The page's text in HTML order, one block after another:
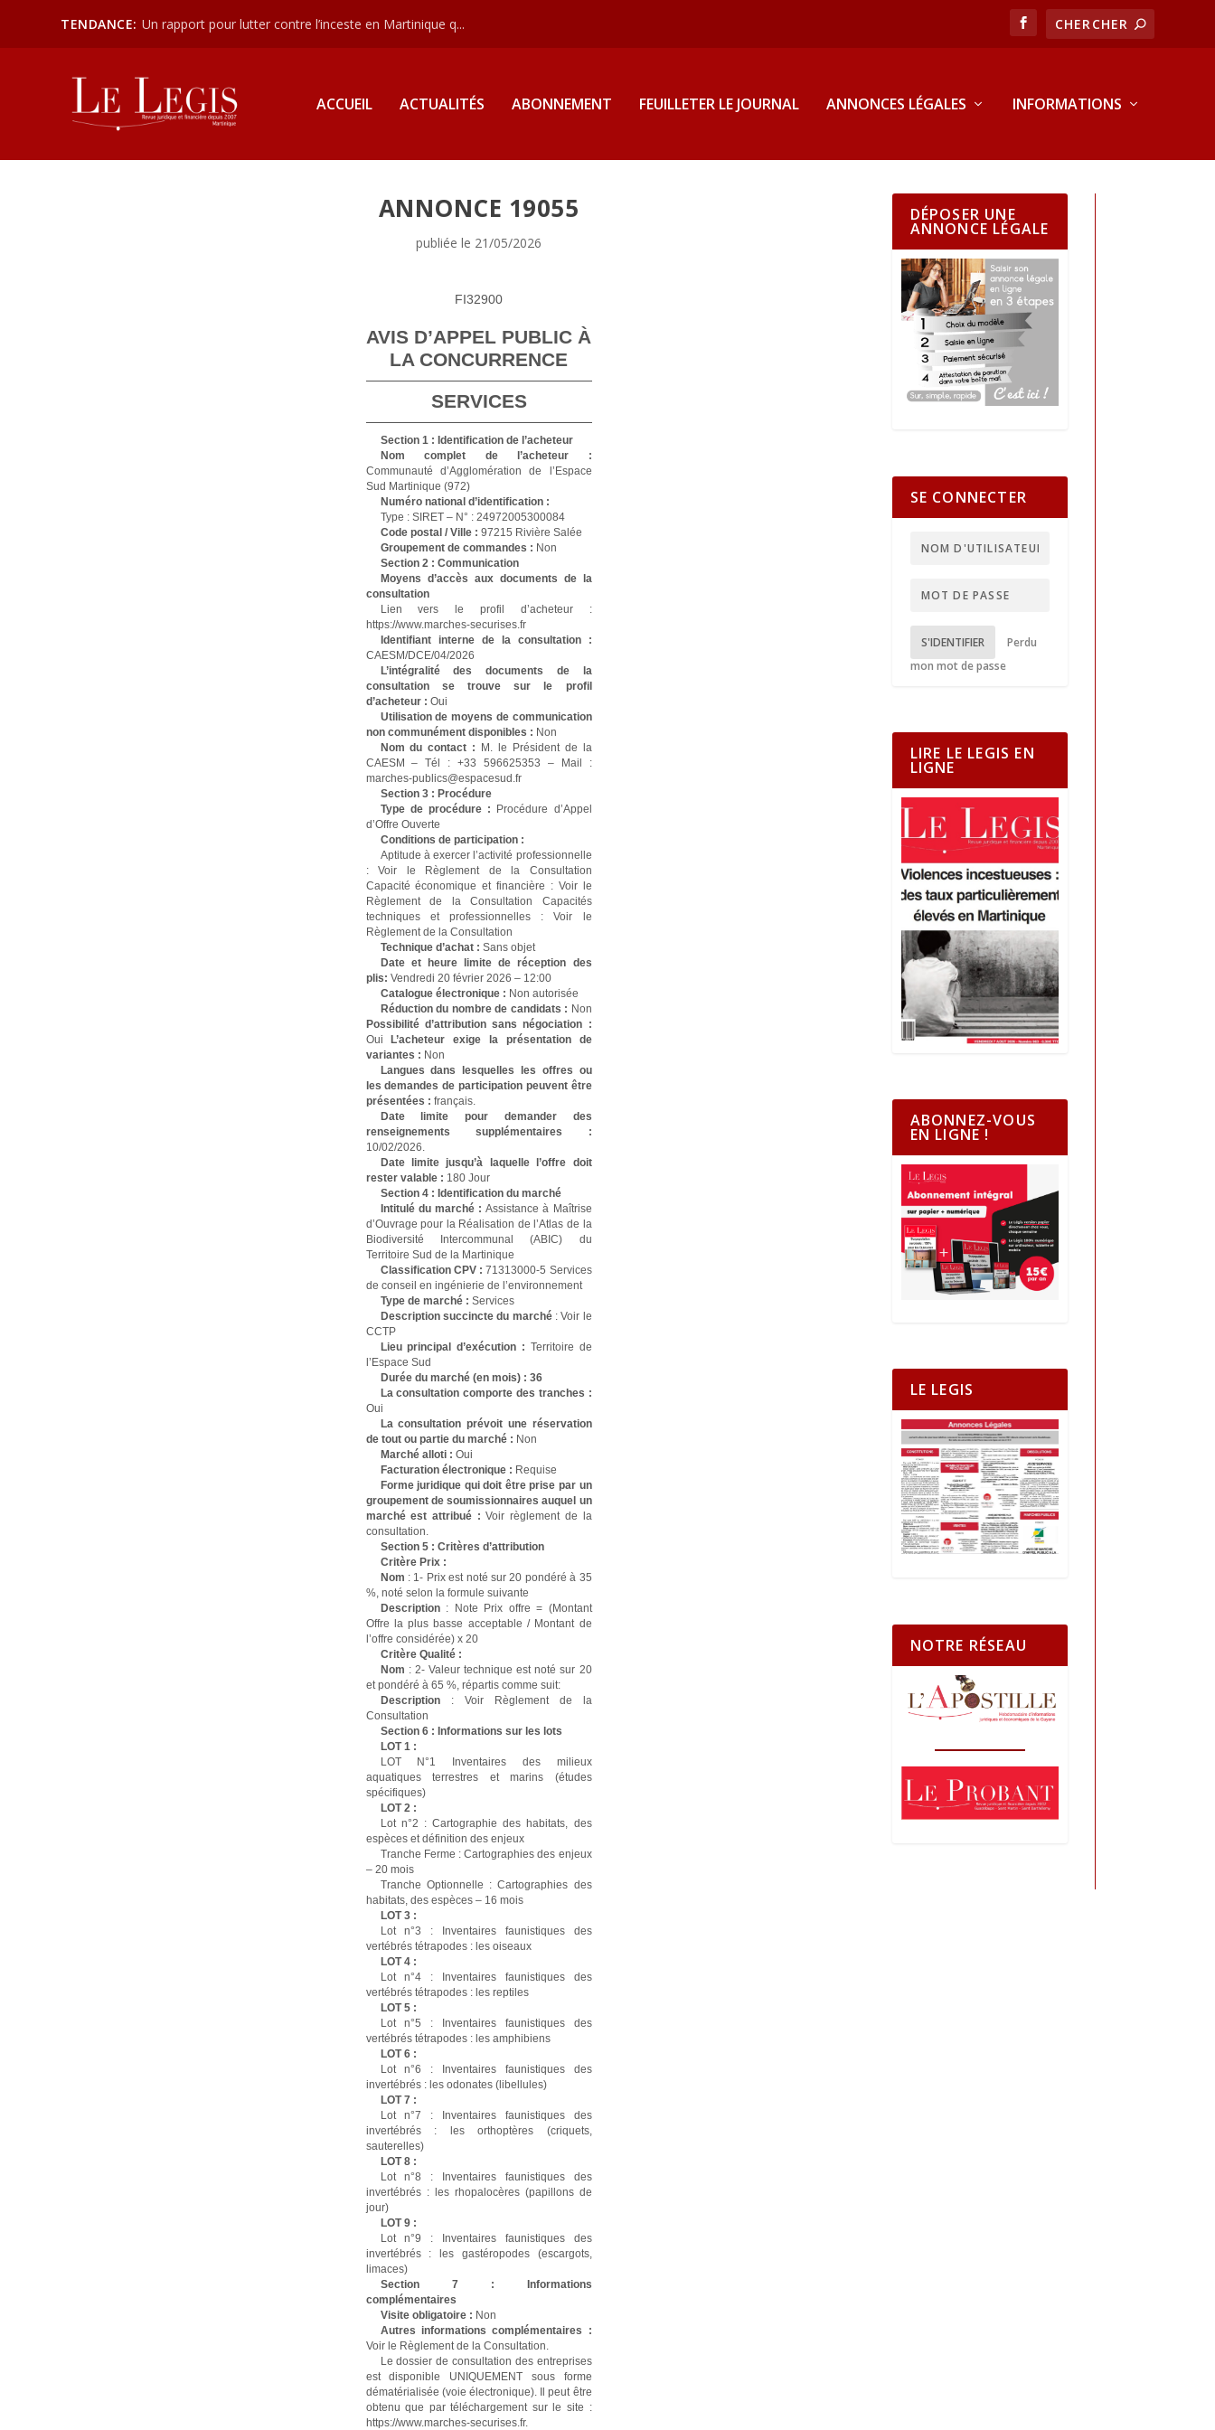
TENDANCE: Un rapport pour lutter contre l’inceste en Martinique q...
ACCUEIL ACTUALITÉS ABONNEMENT FEUILLETER LE JOURNAL ANNONCES LÉGALES INFORMATIONS
ANNONCE 19055
publiée le 21/05/2026
FI32900
AVIS D’APPEL PUBLIC À
LA CONCURRENCE
SERVICES
Section 1 : Identification de l’acheteur
Nom complet de l’acheteur :
Communauté d’Agglomération de l’Espace
Sud Martinique (972)
Numéro national d’identification :
Type : SIRET – N° : 24972005300084
Code postal / Ville : 97215 Rivière Salée
Groupement de commandes : Non
Section 2 : Communication
Moyens d’accès aux documents de la
consultation
Lien vers le profil d’acheteur :
https://www.marches-securises.fr
Identifiant interne de la consultation :
CAESM/DCE/04/2026
L’intégralité des documents de la
consultation se trouve sur le profil
d’acheteur : Oui
Utilisation de moyens de communication
non communément disponibles : Non
Nom du contact :
M. le Président de la
CAESM – Tél : +33 596625353 – Mail :
marches-publics@espacesud.fr
Section 3 : Procédure
Type de procédure :
Procédure d’Appel
d’Offre Ouverte
Conditions de participation :
Aptitude à exercer l’activité professionnelle
: Voir le Règlement de la Consultation
Capacité économique et financière : Voir le
Règlement de la Consultation Capacités
techniques et professionnelles : Voir le
Règlement de la Consultation
Technique d’achat : Sans objet
Date et heure limite de réception des
plis: Vendredi 20 février 2026 – 12:00
Catalogue électronique : Non autorisée
Réduction du nombre de candidats : Non
Possibilité d’attribution sans négociation :
Oui
L’acheteur exige la présentation de
variantes : Non
Langues dans lesquelles les offres ou
les demandes de participation peuvent être
présentées : français.
Date limite pour demander des
renseignements supplémentaires :
10/02/2026.
Date limite jusqu’à laquelle l’offre doit
rester valable : 180 Jour
Section 4 : Identification du marché
Intitulé du marché :Assistance à Maîtrise
d’Ouvrage pour la Réalisation de l’Atlas de la
Biodiversité Intercommunal (ABIC) du
Territoire Sud de la Martinique
Classification CPV :71313000-5 Services
de conseil en ingénierie de l’environnement
Type de marché : Services
Description succincte du marché : Voir le
CCTP
Lieu principal d’exécution : Territoire de
l’Espace Sud
Durée du marché (en mois) : 36
La consultation comporte des tranches :
Oui
La consultation prévoit une réservation
de tout ou partie du marché : Non
Marché alloti : Oui
Facturation électronique : Requise
Forme juridique qui doit être prise par un
groupement de soumissionnaires auquel un
marché est attribué :Voir règlement de la
consultation.
Section 5 : Critères d’attribution
Critère Prix :
Nom : 1- Prix est noté sur 20 pondéré à 35
%, noté selon la formule suivante
Description : Note Prix offre = (Montant
Offre la plus basse acceptable / Montant de
l’offre considérée) x 20
Critère Qualité :
Nom : 2- Valeur technique est noté sur 20
et pondéré à 65 %, répartis comme suit:
Description
: Voir Règlement de la
Consultation
Section 6 : Informations sur les lots
LOT 1 :
LOT N°1 Inventaires des milieux
aquatiques terrestres et marins (études
spécifiques)
LOT 2 :
Lot n°2 : Cartographie des habitats, des
espèces et définition des enjeux
Tranche Ferme : Cartographies des enjeux
– 20 mois
Tranche Optionnelle : Cartographies des
habitats, des espèces – 16 mois
LOT 3 :
Lot n°3 : Inventaires faunistiques des
vertébrés tétrapodes : les oiseaux
LOT 4 :
Lot n°4 : Inventaires faunistiques des
vertébrés tétrapodes : les reptiles
LOT 5 :
Lot n°5 : Inventaires faunistiques des
vertébrés tétrapodes : les amphibiens
LOT 6 :
Lot n°6 : Inventaires faunistiques des
invertébrés : les odonates (libellules)
LOT 7 :
Lot n°7 : Inventaires faunistiques des
invertébrés : les orthoptères (criquets,
sauterelles)
LOT 8 :
Lot n°8 : Inventaires faunistiques des
invertébrés : les rhopalocères (papillons de
jour)
LOT 9 :
Lot n°9 : Inventaires faunistiques des
invertébrés : les gastéropodes (escargots,
limaces)
Section 7 : Informations
complémentaires
Visite obligatoire : Non
Autres informations complémentaires :
Voir le Règlement de la Consultation.
Le dossier de consultation des entreprises
est disponible UNIQUEMENT sous forme
dématérialisée (voie électronique). Il peut être
obtenu que par téléchargement sur le site :
https://www.marches-securises.fr.
DÉPOSER UNE
ANNONCE LÉGALE
SE CONNECTER
S'IDENTIFIER
Perdu
mon mot de passe
LIRE LE LEGIS EN
LIGNE
ABONNEZ-VOUS
EN LIGNE !
LE LEGIS
NOTRE RÉSEAU